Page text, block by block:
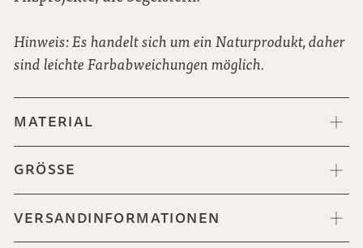
Hinweis: Es handelt sich um ein Naturprodukt, daher
sind leichte Farbabweichungen möglich.
MATERIAL
GRÖSSE
VERSANDINFORMATIONEN